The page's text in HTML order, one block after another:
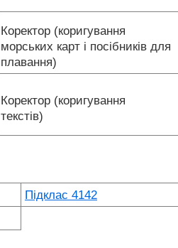
Коректор (коригування
морських карт і посібників для
плавання)
Коректор (коригування
текстів)
Підклас 4142